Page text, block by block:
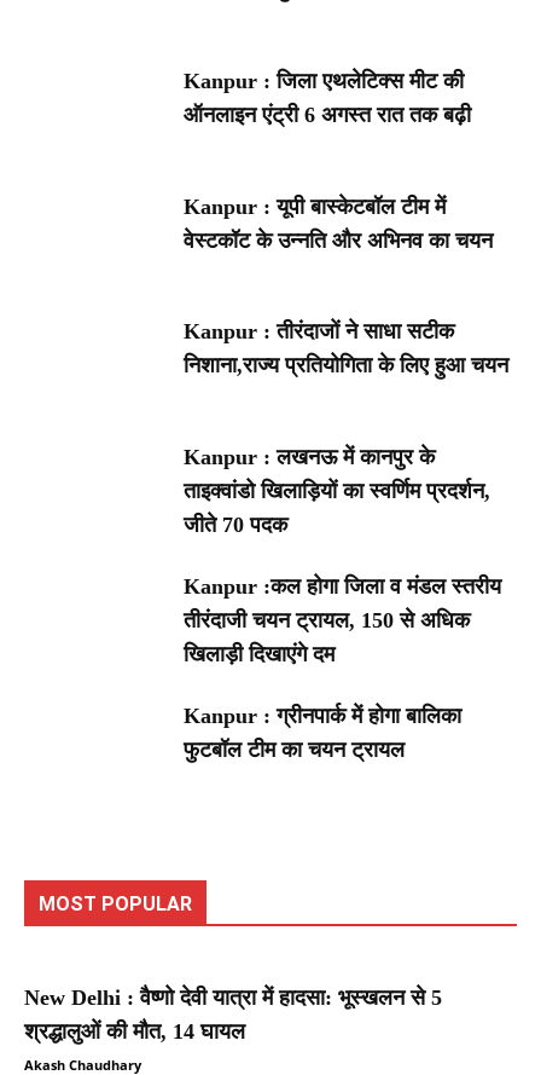
Kanpur : जिला एथलेटिक्स मीट की
ऑनलाइन एंट्री 6 अगस्त रात तक बढ़ी
Kanpur : यूपी बास्केटबॉल टीम में
वेस्टकॉट के उन्नति और अभिनव का चयन
Kanpur : तीरंदाजों ने साधा सटीक
निशाना,राज्य प्रतियोगिता के लिए हुआ चयन
Kanpur : लखनऊ में कानपुर के
ताइक्वांडो खिलाड़ियों का स्वर्णिम प्रदर्शन,
जीते 70 पदक
Kanpur :कल होगा जिला व मंडल स्तरीय
तीरंदाजी चयन ट्रायल, 150 से अधिक
खिलाड़ी दिखाएंगे दम
Kanpur : ग्रीनपार्क में होगा बालिका
फुटबॉल टीम का चयन ट्रायल
MOST POPULAR
New Delhi : वैष्णो देवी यात्रा में हादसा: भूस्खलन से 5
श्रद्धालुओं की मौत, 14 घायल
Akash Chaudhary